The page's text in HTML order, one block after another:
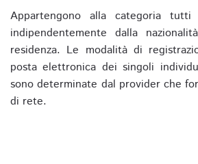
Appartengono alla categoria
indipendentemente dalla
residenza. Le modalità di
posta elettronica dei singoli
sono determinate dal provider che
di rete.